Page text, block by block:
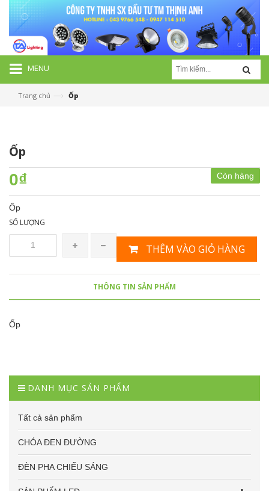
MENU
Trang chủ —› Ốp
Ốp
Còn hàng
0₫
Ốp
SỐ LƯỢNG
THÊM VÀO GIỎ HÀNG
THÔNG TIN SẢN PHẨM
Ốp
DANH MỤC SẢN PHẨM
Tất cả sản phẩm
CHÓA ĐEN ĐƯỜNG
ĐÈN PHA CHIẾU SÁNG